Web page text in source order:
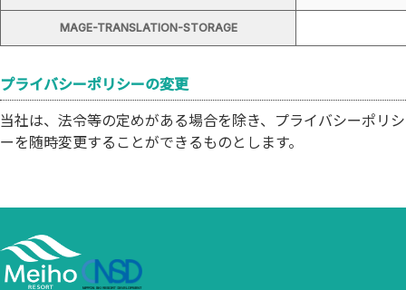
MAGE-TRANSLATION-STORAGE
プライバシーポリシーの変更
当社は、法令等の定めがある場合を除き、プライバシーポリシ
ーを随時変更することができるものとします。